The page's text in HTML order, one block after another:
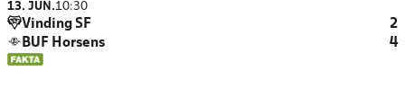
13. JUN.10:30
Vinding SF
2
BUF Horsens
4